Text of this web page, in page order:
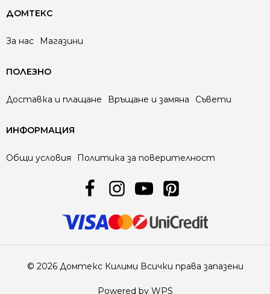
ДОМТЕКС
За нас Магазини
ПОЛЕЗНО
Доставка и плащане Връщане и замяна Съвети
ИНФОРМАЦИЯ
Общи условия Политика за поверителност
© 2026 Домтекс Килими Всички права запазени
Powered by WPS